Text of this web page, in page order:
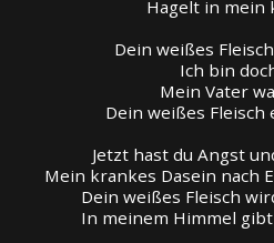
Hagelt in mein
Dein weißes
Ich bin
Mein Vater
Dein weißes
Jetzt hast du Angst
Mein krankes Dasein nach
Dein weißes Fleisch
In meinem Himmel